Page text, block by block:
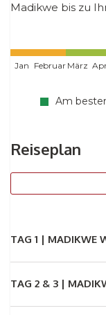
Madikwe bis zu
Jan Februar März
Am
Reiseplan
TAG 1 | MADIKWE
TAG 2 & 3 |